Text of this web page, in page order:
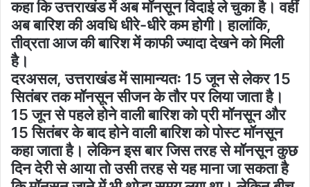
कहा कि उत्तराखंड में अब मॉनसून विदाई ले चुका है। वहीं
अब बारिश की अवधि धीरे-धीरे कम होगी। हालांकि,
तीव्रता आज की बारिश में काफी ज्यादा देखने को मिली
है।
दरअसल, उत्तराखंड में सामान्यतः 15 जून से लेकर 15
सितंबर तक मॉनसून सीजन के तौर पर लिया जाता है।
15 जून से पहले होने वाली बारिश को प्री मॉनसून और
15 सितंबर के बाद होने वाली बारिश को पोस्ट मॉनसून
कहा जाता है। लेकिन इस बार जिस तरह से मॉनसून कुछ
दिन देरी से आया तो उसी तरह से यह माना जा सकता है